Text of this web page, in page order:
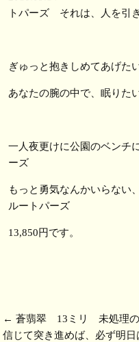
トパーズ それは、人を引
ぎゅっと抱きしめてあげた
あなたの腕の中で、眠りた
一人夜更けに公園のベンチ
ーズ
もっと勇気なんかいらない
ルートパーズ
13,850円です。
←蒼翡翠 13ミリ 未処理の
信じて突き進めば、必ず明日